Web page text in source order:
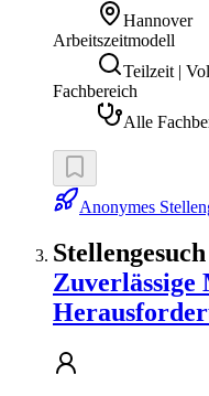
Hannover
Arbeitszeitmodell
Teilzeit |
Fachbereich
Alle
Anonymes
Stellengesuch
Zuverlässige